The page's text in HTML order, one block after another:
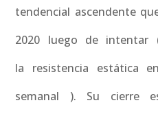
tendencial ascendente
2020 luego de
la resistencia estática
semanal ). Su cierre